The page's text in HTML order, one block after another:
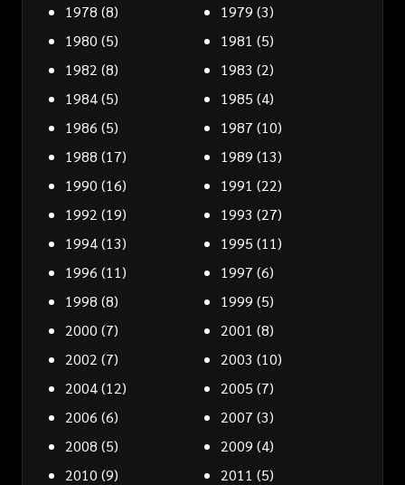
1978 (8) 1979 (3)
1980 (5) 1981 (5)
1982 (8) 1983 (2)
1984(5) 1985 (4)
1986 (5) 1987 (10)
1988 (17) 1989 (13)
1990 (16) 1991 (22)
1992 (19) 1993 (27)
1994(13) 1995 (11)
1996 (11) 1997 (6)
1998 (8) 1999 (5)
2000 (7) 2001 (8)
2002 (7) 2003 (10)
2004(12) 2005 (7)
2006 (6) 2007 (3)
2008 (5) 2009 (4)
2010 (9) 2011 (5)